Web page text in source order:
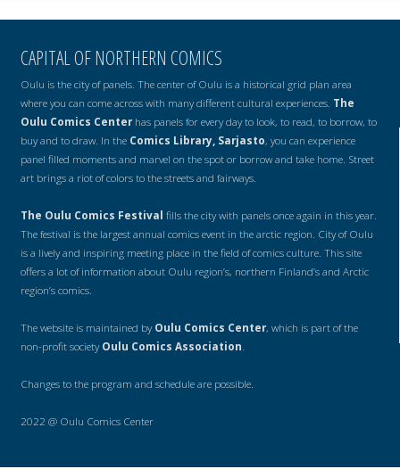
CAPITAL OF NORTHERN COMICS
Oulu is the city of panels. The center of Oulu is a historical grid plan area
where you can come across with many different cultural experiences. The
Oulu Comics Centerhas panels for every day to look, to read, to borrow, to
buy and to draw. In the Comics Library, Sarjasto, you can experience
panel filled moments and marvel on the spot or borrow and take home. Street
art brings a riot of colors to the streets and fairways.
The Oulu Comics Festival fills the city with panels once again in this year.
The festival is the largest annual comics event in the arctic region. City of Oulu
is a lively and inspiring meeting place in the field of comics culture. This site
offers a lot of information about Oulu region’s, northern Finland’s and Arctic
region’s comics.
The website is maintained byOulu Comics Center, which is part of the
non-profit societyOulu Comics Association
Changes to the program and schedule are possible.
2022 @ Oulu Comics Center